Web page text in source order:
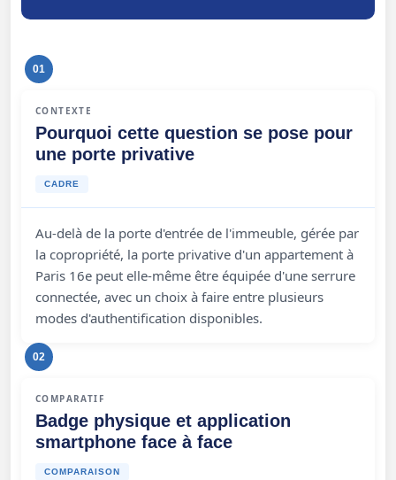
01
CONTEXTE
Pourquoi cette question se pose pour
une porte privative
CADRE
Au-delà de la porte d'entrée de l'immeuble, gérée par
la copropriété, la porte privative d'un appartement à
Paris 16e peut elle-même être équipée d'une serrure
connectée, avec un choix à faire entre plusieurs
modes d'authentification disponibles.
02
COMPARATIF
Badge physique et application
smartphone face à face
COMPARAISON